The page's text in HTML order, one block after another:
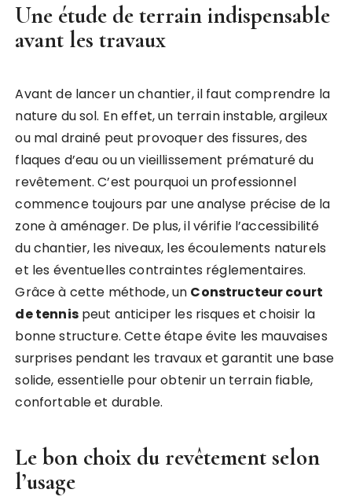
Une étude de terrain indispensable
avant les travaux
Avant de lancer un chantier, il faut comprendre la
nature du sol. En effet, un terrain instable, argileux
ou mal drainé peut provoquer des fissures, des
flaques d’eau ou un vieillissement prématuré du
revêtement. C’est pourquoi un professionnel
commence toujours par une analyse précise de la
zone à aménager. De plus, il vérifie l’accessibilité
du chantier, les niveaux, les écoulements naturels
et les éventuelles contraintes réglementaires.
Grâce à cette méthode, un Constructeur court
de tennispeut anticiper les risques et choisir la
bonne structure. Cette étape évite les mauvaises
surprises pendant les travaux et garantit une base
solide, essentielle pour obtenir un terrain fiable,
confortable et durable.
Le bon choix du revêtement selon
l’usage